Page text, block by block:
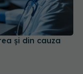
și din cauza